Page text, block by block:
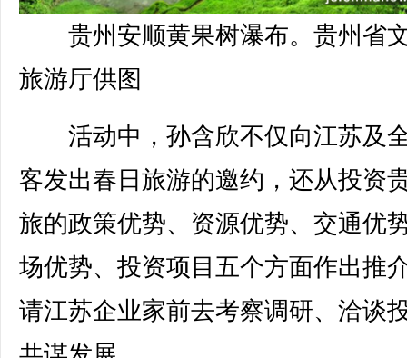
贵州安顺黄果树瀑布。贵州省
旅游厅供图
活动中，孙含欣不仅向江苏及
客发出春日旅游的邀约，还从投资
旅的政策优势、资源优势、交通优
场优势、投资项目五个方面作出推
请江苏企业家前去考察调研、洽谈